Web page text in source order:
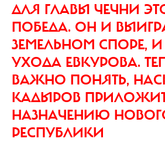
ДЛЯ ГЛАВЫ ЧЕЧНИ
ПОБЕДА. ОН И
ЗЕМЕЛЬНОМ СПОРЕ,
УХОДА ЕВКУРОВА.
ВАЖНО ПОНЯТЬ,
КАДЫРОВ
НАЗНАЧЕНИЮ
РЕСПУБЛИКИ